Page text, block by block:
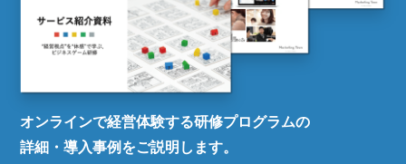
オンラインで経営体験する研修プログラムの
詳細・導入事例をご説明します。